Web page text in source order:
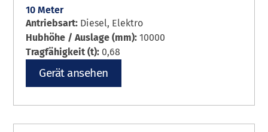
10 Meter
Antriebsart: Diesel, Elektro
Hubhöhe / Auslage (mm):10000
Tragfähigkeit (t): 0,68
Gerät ansehen